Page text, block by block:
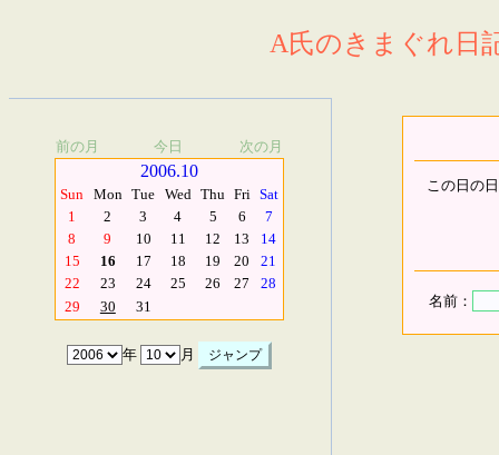
A氏のきまぐれ日
前の月 今日 次の月
2006.10
Sun Mon Tue Wed Thu Fri Sat
1
2 3 4 5 6
7
8
9 10 11 12 13
14
15
16 17 18 19 20
21
22
23 24 25 26 27
28
29
30 31
年 月
この日の
名前：